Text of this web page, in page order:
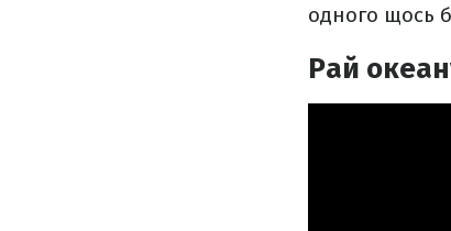
одного щось
Рай